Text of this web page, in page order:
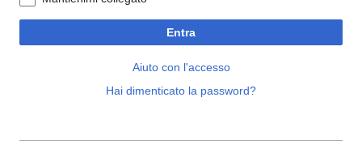
Entra
Aiuto con l'accesso
Hai dimenticato la password?